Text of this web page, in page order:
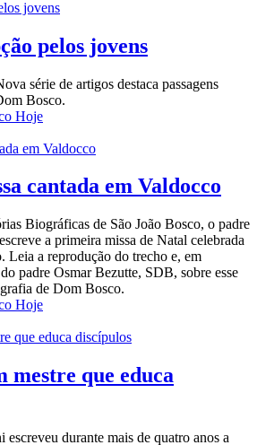
pelos jovens
série de artigos destaca passagens
Bosco.
Hoje
cantada em Valdocco
Biográficas de São João Bosco, o padre
a primeira missa de Natal celebrada
Leia a reprodução do trecho e, em
padre Osmar Bezutte, SDB, sobre esse
de Dom Bosco.
Hoje
mestre que educa
durante mais de quatro anos a